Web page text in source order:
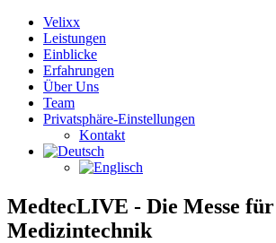
Velixx
Leistungen
Einblicke
Erfahrungen
Über Uns
Team
Privatsphäre-Einstellungen
Kontakt
MedtecLIVE - Die Messe
Medizintechnik